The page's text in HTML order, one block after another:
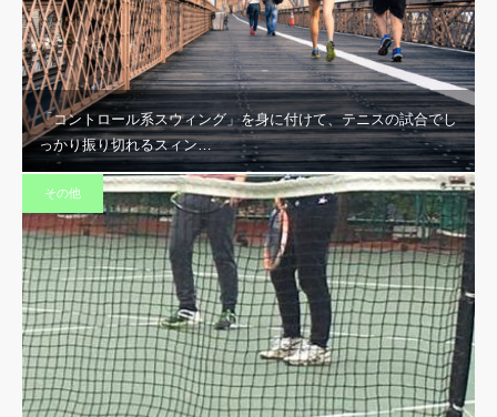
「コントロール系スウィング」を身に付けて、テニスの試合でし
っかり振り切れるスィン…
その他